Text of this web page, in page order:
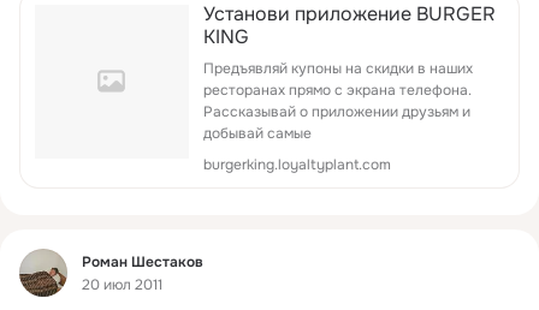
Установи приложение BURGER
KING
Предъявляй купоны на скидки в наших
ресторанах прямо с экрана телефона.
Рассказывай о приложении друзьям и
добывай самые
burgerking.loyaltyplant.com
Фид
Роман Шестаков
20 июл 2011